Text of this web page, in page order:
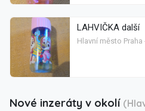
LAHVIČKA další
Hlavní město Praha
Nové inzeráty v okolí